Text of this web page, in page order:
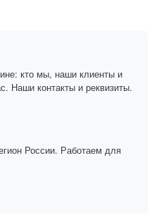
кто мы, наши клиенты и
Наши контакты и реквизиты.
России. Работаем для